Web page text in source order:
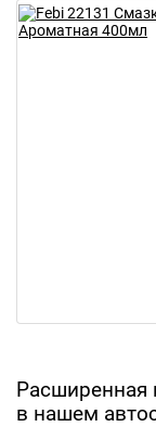
Расширенная
в нашем